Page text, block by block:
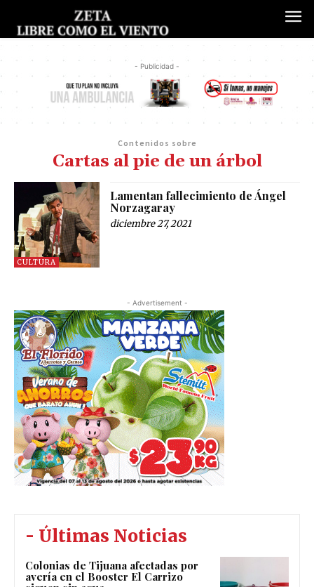
- Publicidad -
Contenidos sobre
Cartas al pie de un árbol
CULTURA
Lamentan fallecimiento de Ángel
Norzagaray
diciembre 27, 2021
- Advertisement -
- Últimas Noticias
Colonias de Tijuana afectadas por
avería en el Booster El Carrizo